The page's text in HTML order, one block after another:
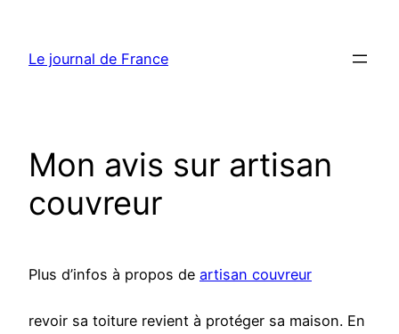
contenu
Le journal de France
Mon avis sur artisan
couvreur
Plus d’infos à propos de artisan couvreur
revoir sa toiture revient à protéger sa maison. En